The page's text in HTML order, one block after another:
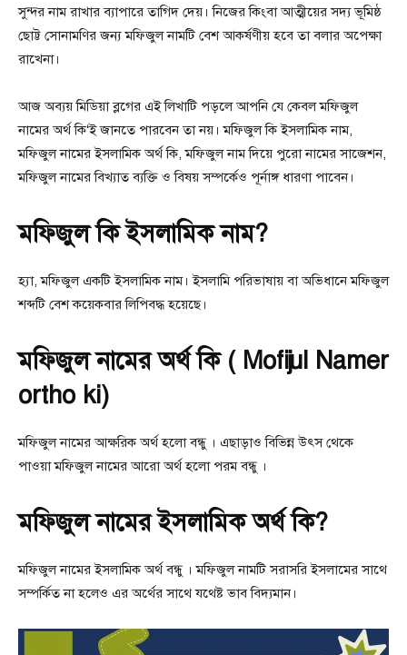
সুন্দর নাম রাখার ব্যাপারে তাগিদ দেয়। নিজের কিংবা আত্মীয়ের সদ্য ভূমিষ্ঠ
ছোট্ট সোনামণির জন্য মফিজুল নামটি বেশ আকর্ষণীয় হবে তা বলার অপেক্ষা
রাখেনা।
আজ অব্যয় মিডিয়া ব্লগের এই লিখাটি পড়লে আপনি যে কেবল মফিজুল
নামের অর্থ কি‘ই জানতে পারবেন তা নয়। মফিজুল কি ইসলামিক নাম,
মফিজুল নামের ইসলামিক অর্থ কি, মফিজুল নাম দিয়ে পুরো নামের সাজেশন,
মফিজুল নামের বিখ্যাত ব্যক্তি ও বিষয় সম্পর্কেও পূর্নাঙ্গ ধারণা পাবেন।
মফিজুল কি ইসলামিক নাম?
হ্যা, মফিজুল একটি ইসলামিক নাম। ইসলামি পরিভাষায় বা অভিধানে মফিজুল
শব্দটি বেশ কয়েকবার লিপিবদ্ধ হয়েছে।
মফিজুল নামের অর্থ কি ( Mofijul Namer
ortho ki)
মফিজুল নামের আক্ষরিক অর্থ হলো বন্ধু । এছাড়াও বিভিন্ন উৎস থেকে
পাওয়া মফিজুল নামের আরো অর্থ হলো পরম বন্ধু ।
মফিজুল নামের ইসলামিক অর্থ কি?
মফিজুল নামের ইসলামিক অর্থ বন্ধু । মফিজুল নামটি সরাসরি ইসলামের সাথে
সম্পর্কিত না হলেও এর অর্থের সাথে যথেষ্ট ভাব বিদ্যমান।